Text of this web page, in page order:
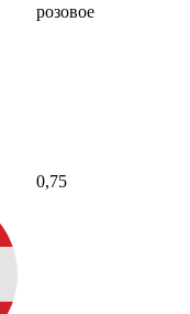
розовое
0,75